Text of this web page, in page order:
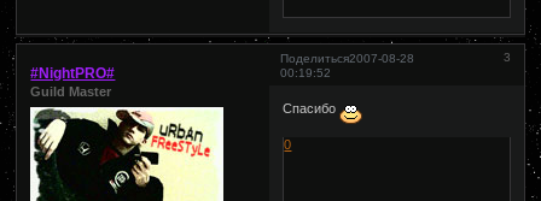
Поделиться 3
2007-08-28
00:19:52
#NightPRO#
Guild Master
Спасибо
0